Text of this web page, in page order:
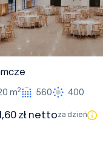
m2 560 400
zł nettoza dzień